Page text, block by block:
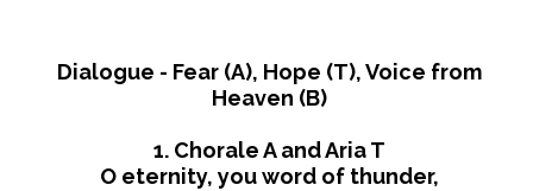
Dialogue - Fear (A), Hope (T), Voice from
Heaven (B)
1. Chorale A and Aria T
O eternity, you word of thunder,